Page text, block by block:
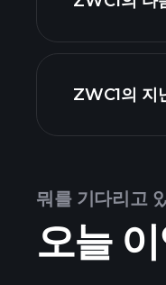
실적 캘
ZWC1의 지
ZWC1 실적
뭐를 기다리고
오늘